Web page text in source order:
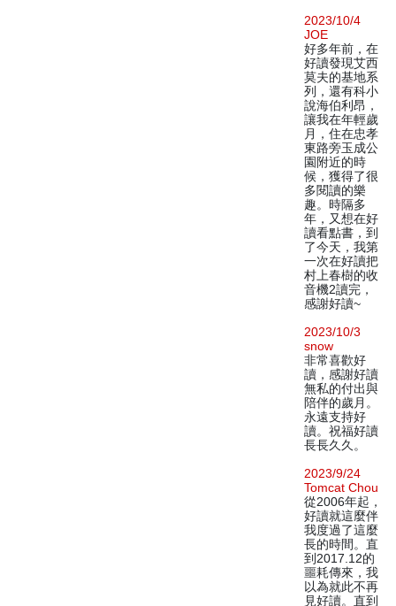
2023/10/4
JOE
好多年前，在
好讀發現艾西
莫夫的基地系
列，還有科小
說海伯利昂，
讓我在年輕歲
月，住在忠孝
東路旁玉成公
園附近的時
候，獲得了很
多閱讀的樂
趣。時隔多
年，又想在好
讀看點書，到
了今天，我第
一次在好讀把
村上春樹的收
音機2讀完，
感謝好讀~
2023/10/3
snow
非常喜歡好
讀，感謝好讀
無私的付出與
陪伴的歲月。
永遠支持好
讀。祝福好讀
長長久久。
2023/9/24
Tomcat Chou
從2006年起，
好讀就這麼伴
我度過了這麼
長的時間。直
到2017.12的
噩耗傳來，我
以為就此不再
見好讀。直到